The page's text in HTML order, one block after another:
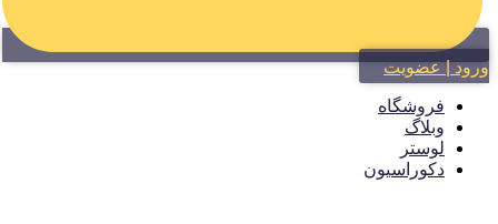
| عضویت
فروشگاه
وبلاگ
لوستر
دکوراسیون